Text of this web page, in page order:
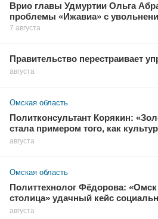
Врио главы Удмуртии Ольга
проблемы «Ижавиа» с
7 августа
Правительство перестраивает
августа
Омская область
Политконсультант Корякин:
стала примером того, как
августа
Омская область
Политтехнолог Фёдорова: «Омск
столица» удачный кейс
августа